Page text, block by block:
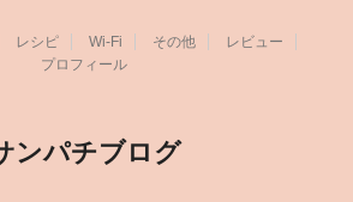
レシピ Wi-Fi その他
レビュー
プロフィール
ンパチブログ